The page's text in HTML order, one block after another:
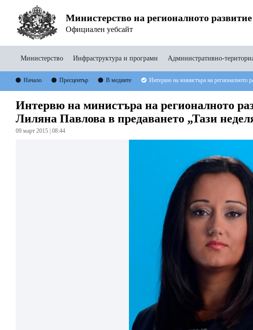
Министерство на регионалното развитие
Официален уебсайт
Министерство Инфраструктура и програми Административно-
Начало Пресцентър В медиите Интервю на министъра на регионалното
Интервю на министъра на регионалното
Лиляна Павлова в предаването „Тази
09 март 2015 | 08:44